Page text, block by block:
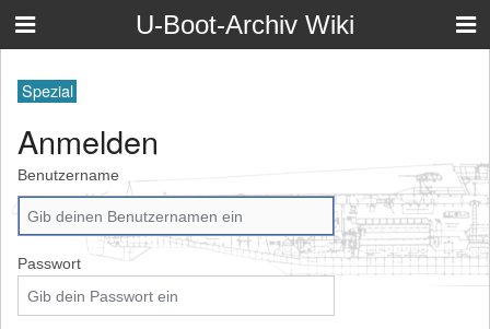
U-Boot-Archiv Wiki
Spezial
Anmelden
Benutzername
Passwort